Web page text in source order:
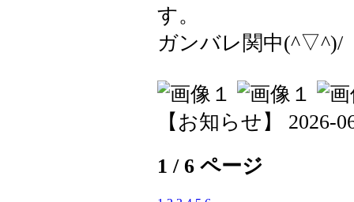
す。
ガンバレ関中(^▽^)/
【お知らせ】 2026-
1 / 6 ページ